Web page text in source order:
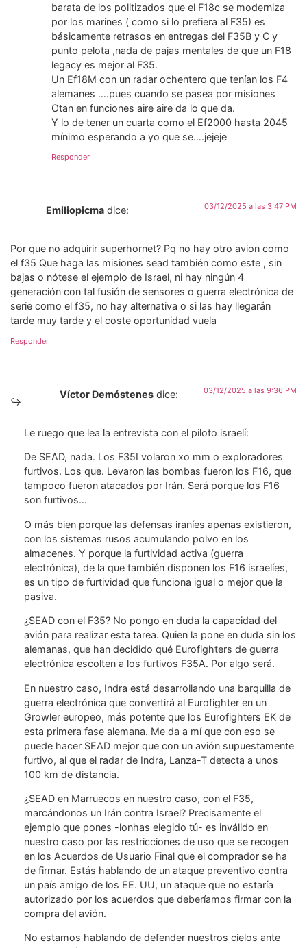
barata de los politizados que el F18c se moderniza
por los marines ( como si lo prefiera al F35) es
básicamente retrasos en entregas del F35B y C y
punto pelota ,nada de pajas mentales de que un F18
legacy es mejor al F35.
Un Ef18M con un radar ochentero que tenían los F4
alemanes ….pues cuando se pasea por misiones
Otan en funciones aire aire da lo que da.
Y lo de tener un cuarta como el Ef2000 hasta 2045
mínimo esperando a yo que se….jejeje
Responder
Emiliopicma dice: 03/12/2025 a las 3:47 PM
Por que no adquirir superhornet? Pq no hay otro avion como
el f35 Que haga las misiones sead también como este , sin
bajas o nótese el ejemplo de Israel, ni hay ningún 4
generación con tal fusión de sensores o guerra electrónica de
serie como el f35, no hay alternativa o si las hay llegarán
tarde muy tarde y el coste oportunidad vuela
Responder
Víctor Demóstenes dice: 03/12/2025 a las 9:36 PM
Le ruego que lea la entrevista con el piloto israelí:
De SEAD, nada. Los F35I volaron xo mm o exploradores
furtivos. Los que. Levaron las bombas fueron los F16, que
tampoco fueron atacados por Irán. Será porque los F16
son furtivos…
O más bien porque las defensas iraníes apenas existieron,
con los sistemas rusos acumulando polvo en los
almacenes. Y porque la furtividad activa (guerra
electrónica), de la que también disponen los F16 israelíes,
es un tipo de furtividad que funciona igual o mejor que la
pasiva.
¿SEAD con el F35? No pongo en duda la capacidad del
avión para realizar esta tarea. Quien la pone en duda sin los
alemanas, que han decidido qué Eurofighters de guerra
electrónica escolten a los furtivos F35A. Por algo será.
En nuestro caso, Indra está desarrollando una barquilla de
guerra electrónica que convertirá al Eurofighter en un
Growler europeo, más potente que los Eurofighters EK de
esta primera fase alemana. Me da a mí que con eso se
puede hacer SEAD mejor que con un avión supuestamente
furtivo, al que el radar de Indra, Lanza-T detecta a unos
100 km de distancia.
¿SEAD en Marruecos en nuestro caso, con el F35,
marcándonos un Irán contra Israel? Precisamente el
ejemplo que pones -lonhas elegido tú- es inválido en
nuestro caso por las restricciones de uso que se recogen
en los Acuerdos de Usuario Final que el comprador se ha
de firmar. Estás hablando de un ataque preventivo contra
un país amigo de los EE. UU, un ataque que no estaría
autorizado por los acuerdos que deberíamos firmar con la
compra del avión.
No estamos hablando de defender nuestros cielos ante